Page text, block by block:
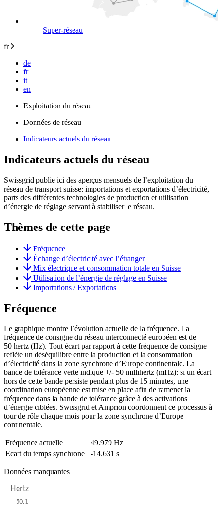
Super-réseau
fr
de
fr
it
en
Exploitation du réseau
Données de réseau
Indicateurs actuels du réseau
Indicateurs actuels du réseau
Swissgrid publie ici des aperçus mensuels de l’exploitation du
réseau de transport suisse: importations et exportations d’électricité,
parts des différentes technologies de production et utilisation
d’énergie de réglage servant à stabiliser le réseau.
Thèmes de cette page
Fréquence
Échange d’électricité avec l’étranger
Mix électrique et consommation totale en Suisse
Utilisation de l’énergie de réglage en Suisse
Importations / Exportations
Fréquence
Le graphique montre l’évolution actuelle de la fréquence. La
fréquence de consigne du réseau interconnecté européen est de
50 hertz (Hz). Tout écart par rapport à cette fréquence de consigne
reflète un déséquilibre entre la production et la consommation
d’électricité dans la zone synchrone d’Europe continentale. La
bande de tolérance verte indique +/- 50 millihertz (mHz): si un écart
hors de cette bande persiste pendant plus de 15 minutes, une
coordination européenne est mise en place afin de ramener la
fréquence dans la bande de tolérance grâce à des activations
d’énergie ciblées. Swissgrid et Amprion coordonnent ce processus à
tour de rôle chaque mois pour la zone synchrone d’Europe
continentale.
Fréquence actuelle
49.979 Hz
Ecart du temps synchrone
-14.631 s
Données manquantes
Chart
Hertz
50.1